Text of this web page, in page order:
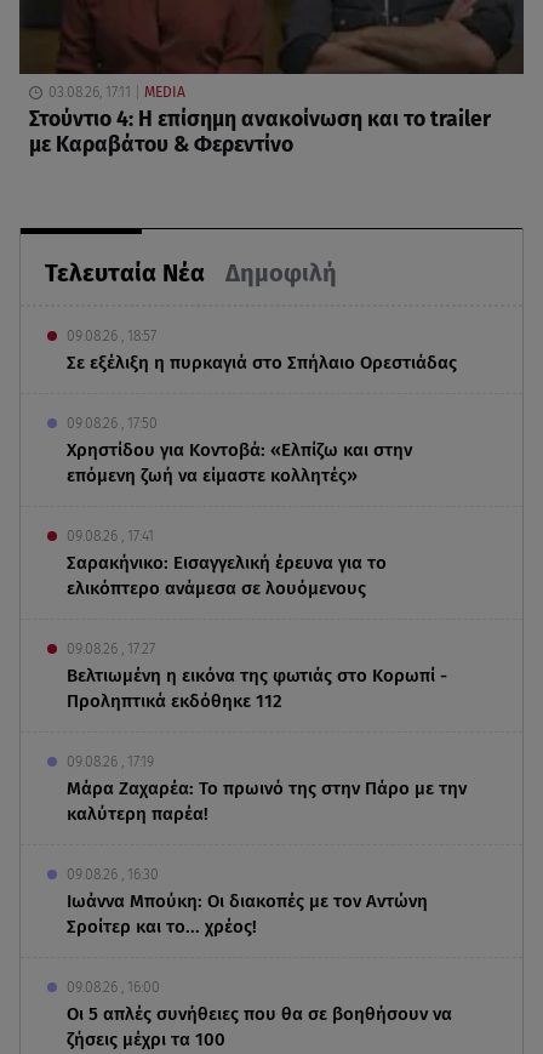
Τελευταία Νέα Δημοφιλή
09.08.26 , 18:57
Σε εξέλιξη η πυρκαγιά στο Σπήλαιο Ορεστιάδας
09.08.26 , 17:50
Χρηστίδου για Κοντοβά: «Ελπίζω και στην
επόμενη ζωή να είμαστε κολλητές»
09.08.26 , 17:41
Σαρακήνικο: Εισαγγελική έρευνα για το
ελικόπτερο ανάμεσα σε λουόμενους
09.08.26 , 17:27
Βελτιωμένη η εικόνα της φωτιάς στο Κορωπί -
Προληπτικά εκδόθηκε 112
09.08.26 , 17:19
Μάρα Ζαχαρέα: Το πρωινό της στην Πάρο με την
καλύτερη παρέα!
09.08.26 , 16:30
Ιωάννα Μπούκη: Οι διακοπές με τον Αντώνη
Σροίτερ και το... χρέος!
09.08.26 , 16:00
Οι 5 απλές συνήθειες που θα σε βοηθήσουν να
ζήσεις μέχρι τα 100
03.08.26, 17:11 MEDIA
Στούντιο 4: Η επίσημη ανακοίνωση και το trailer
με Καραβάτου & Φερεντίνο